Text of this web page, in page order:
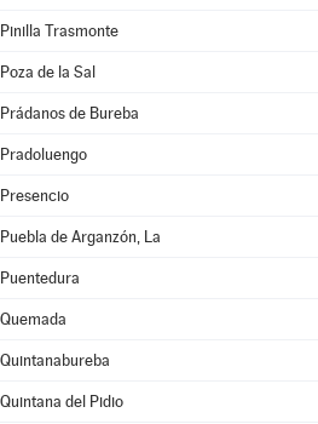
Pinilla Trasmonte
Poza de la Sal
Prádanos de Bureba
Pradoluengo
Presencio
Puebla de Arganzón, La
Puentedura
Quemada
Quintanabureba
Quintana del Pidio